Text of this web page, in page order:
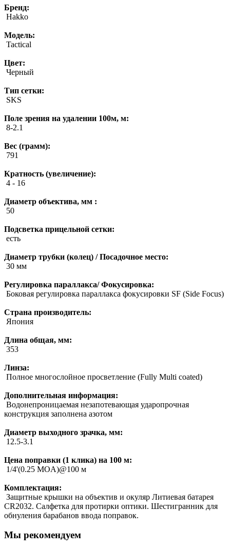
Бренд:
Hakko
Модель:
Tactical
Цвет:
Черный
Тип сетки:
SKS
Поле зрения на удалении 100м, м:
8-2.1
Вес (грамм):
791
Кратность (увеличение):
4 - 16
Диаметр объектива, мм :
50
Подсветка прицельной сетки:
есть
Диаметр трубки (колец) / Посадочное место:
30 мм
Регулировка параллакса/ Фокусировка:
Боковая регулировка параллакса фокусировки SF (Side Focus)
Страна производитель:
Япония
Длина общая, мм:
353
Линза:
Полное многослойное просветление (Fully Multi coated)
Дополнительная информация:
Водонепроницаемая незапотевающая ударопрочная
конструкция заполнена азотом
Диаметр выходного зрачка, мм:
12.5-3.1
Цена поправки (1 клика) на 100 м:
1/4'(0.25 MOA)@100 м
Комплектация:
Защитные крышки на объектив и окуляр Литиевая батарея
CR2032. Салфетка для протирки оптики. Шестигранник для
обнуления барабанов ввода поправок.
Мы рекомендуем